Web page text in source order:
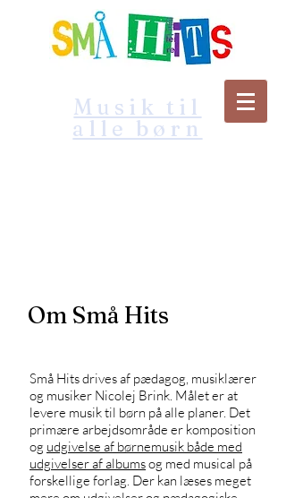
Musik til
alle børn
Om Små Hits
Små Hits drives af pædagog, musiklærer
og musiker Nicolej Brink. Målet er at
levere musik til børn på alle planer. Det
primære arbejdsområde er komposition
og udgivelse af børnemusik både med
udgivelser af albumsog med musical på
forskellige forlag. Der kan læses meget